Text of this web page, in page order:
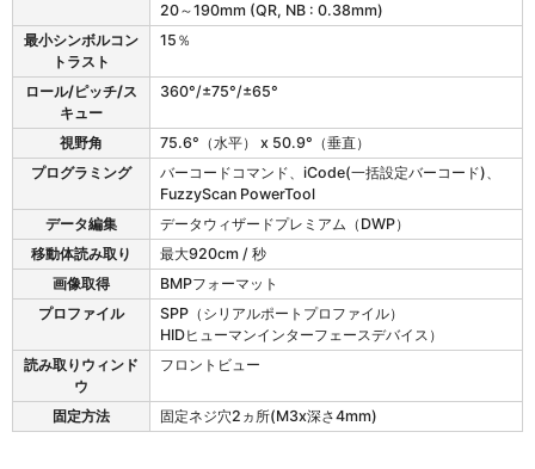
の
一
20～190mm (QR, NB : 0.38mm)
最小シンボルコン
トラスト
15％
ロール/ピッチ/ス
キュー
360°/±75°/±65°
視野角
75.6°（水平） x 50.9°（垂直）
プログラミング
バーコードコマンド、iCode(一括設定バーコード)、
FuzzyScan PowerTool
データ編集
データウィザードプレミアム（DWP）
移動体読み取り
最大920cm / 秒
画像取得
BMPフォーマット
プロファイル
SPP（シリアルポートプロファイル）
HIDヒューマンインターフェースデバイス）
読み取りウィンド
ウ
フロントビュー
固定方法 固定ネジ穴2ヵ所(M3x深さ4mm)